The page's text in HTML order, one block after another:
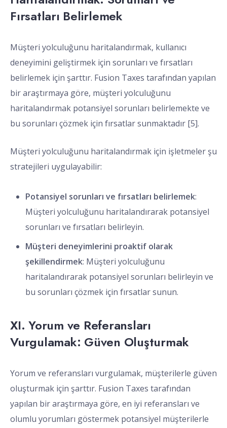
Fırsatları Belirlemek
Müşteri yolculuğunu haritalandırmak, kullanıcı
deneyimini geliştirmek için sorunları ve fırsatları
belirlemek için şarttır. Fusion Taxes tarafından yapılan
bir araştırmaya göre, müşteri yolculuğunu
haritalandırmak potansiyel sorunları belirlemekte ve
bu sorunları çözmek için fırsatlar sunmaktadır [5].
Müşteri yolculuğunu haritalandırmak için işletmeler şu
stratejileri uygulayabilir:
Potansiyel sorunları ve fırsatları belirlemek:
Müşteri yolculuğunu haritalandırarak potansiyel
sorunları ve fırsatları belirleyin.
Müşteri deneyimlerini proaktif olarak
şekillendirmek: Müşteri yolculuğunu
haritalandırarak potansiyel sorunları belirleyin ve
bu sorunları çözmek için fırsatlar sunun.
XI. Yorum ve Referansları
Vurgulamak: Güven Oluşturmak
Yorum ve referansları vurgulamak, müşterilerle güven
oluşturmak için şarttır. Fusion Taxes tarafından
yapılan bir araştırmaya göre, en iyi referansları ve
olumlu yorumları göstermek potansiyel müşterilerle